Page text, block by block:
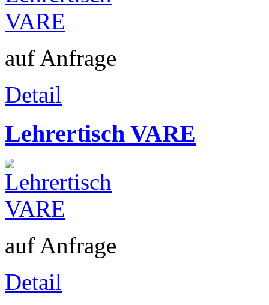
auf Anfrage
Detail
Lehrertisch VARE
auf Anfrage
Detail